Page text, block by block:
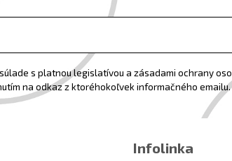
s platnou legislatívou a zásadami ochrany
na odkaz z ktoréhokoľvek informačného emailu.
Infolinka